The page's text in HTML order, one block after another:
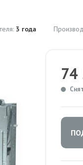
3 года
74